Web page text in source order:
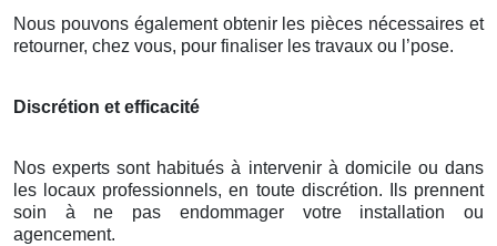
Nous pouvons également obtenir les pièces nécessaires et
retourner, chez vous, pour finaliser les travaux ou l’pose.
Discrétion et efficacité
Nos experts sont habitués à intervenir à domicile ou dans
les locaux professionnels, en toute discrétion. Ils prennent
soin à ne pas endommager votre installation ou
agencement.